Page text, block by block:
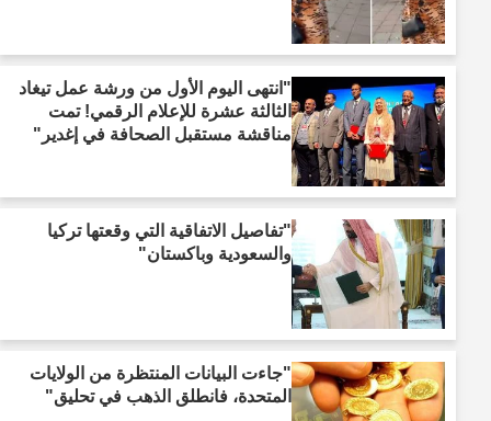
"انتهى اليوم الأول من ورشة عمل تيغاد
الثالثة عشرة للإعلام الرقمي! تمت
مناقشة مستقبل الصحافة في إغدير"
"تفاصيل الاتفاقية التي وقعتها تركيا
والسعودية وباكستان"
"جاءت البيانات المنتظرة من الولايات
المتحدة، فانطلق الذهب في تحليق"